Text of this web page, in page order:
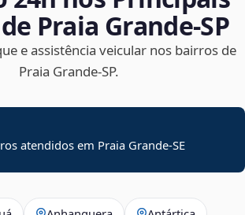
Praia Grande‑SP
e assistência veicular nos bairros de
Praia Grande‑SP.
atendidos em Praia Grande-SE